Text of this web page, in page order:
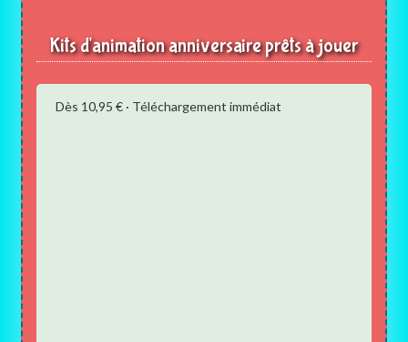
Kits d'animation anniversaire prêts à jouer
Dès 10,95 € · Téléchargement immédiat